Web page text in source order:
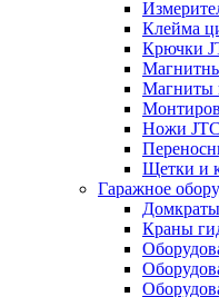
Клейма
Крючки
Магниты
Ножи JTC
Щетки и
Гаражное
Краны